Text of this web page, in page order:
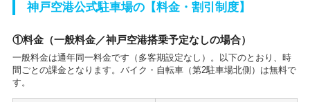
神戸空港公式駐車場の【料金・割引制度】
①料金（一般料金／神戸空港搭乗予定なしの場合）
一般料金は通年同一料金です（多客期設定なし）。以下のとおり、時
間ごとの課金となります。バイク・自転車（第2駐車場北側）は無料で
す。